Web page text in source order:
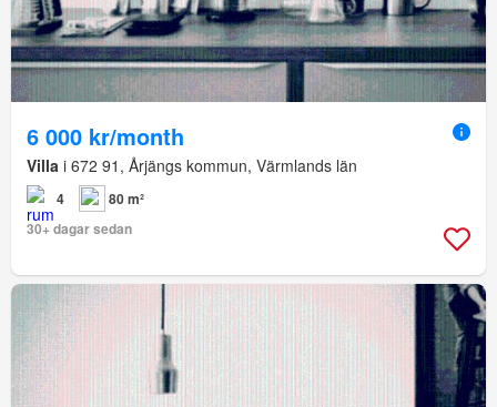
6 000 kr/month
Villa i 672 91, Årjängs kommun, Värmlands län
4
80 m²
30+ dagar sedan